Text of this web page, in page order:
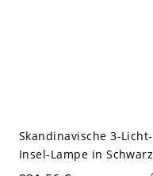
Skandinavische 3-Licht-
Insel-Lampe in Schwarz
mit Glas-Schirmen für